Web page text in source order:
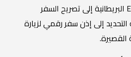
تشير كلمة “ETA” في ETA البريطانية إلى تصريح السفر
إلى إذن سفر رقمي لزيارة
القصيرة.